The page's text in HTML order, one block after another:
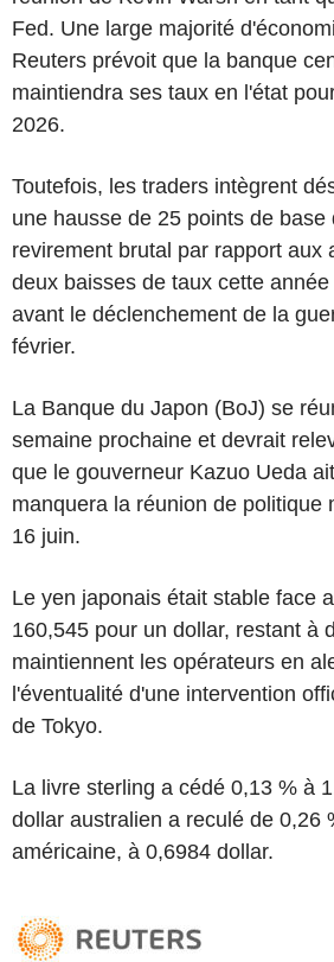
Fed. Une large majorité
Reuters prévoit que la banque
maintiendra ses taux en l'état
2026.
Toutefois, les traders intègrent
une hausse de 25 points de base
revirement brutal par rapport aux
deux baisses de taux cette
avant le déclenchement de la
février.
La Banque du Japon (BoJ) se
semaine prochaine et devrait
que le gouverneur Kazuo Ueda
manquera la réunion de politique
16 juin.
Le yen japonais était stable face
160,545 pour un dollar, restant à
maintiennent les opérateurs en
l'éventualité d'une intervention
de Tokyo.
La livre sterling a cédé 0,13 % à
dollar australien a reculé de 0,26
américaine, à 0,6984 dollar.